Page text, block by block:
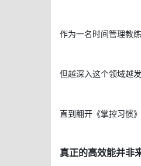
作为一名时间管理教
但越深入这个领域越
直到翻开《掌控习惯
真正的高效能并非